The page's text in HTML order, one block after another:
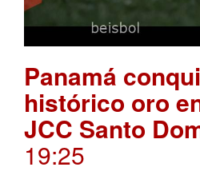
Panamá
histórico oro
JCC Santo
19:25